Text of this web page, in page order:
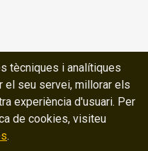
tècniques i analítiques
el seu servei, millorar els
experiència d'usuari. Per
de cookies, visiteu
.